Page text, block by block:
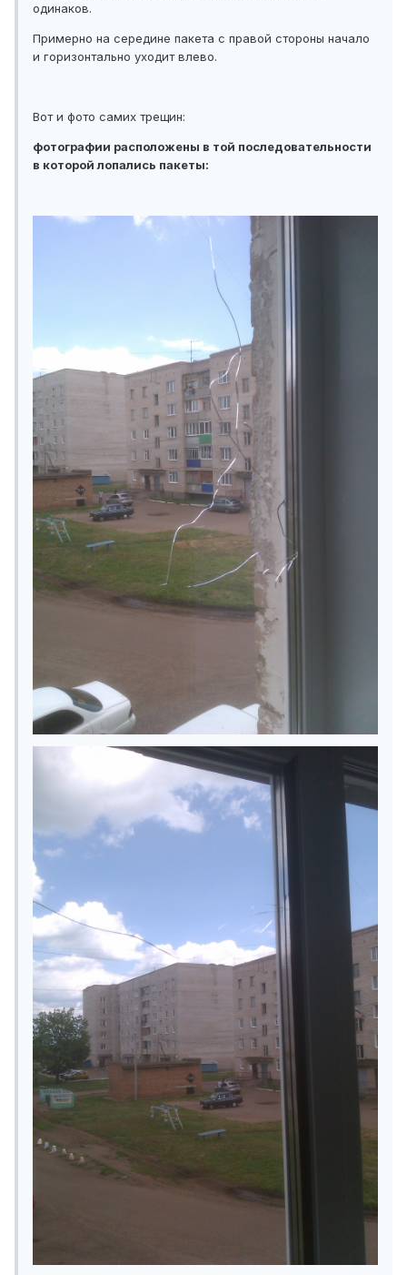
одинаков.
Примерно на середине пакета с правой стороны начало
и горизонтально уходит влево.
Вот и фото самих трещин:
фотографии расположены в той последовательности
в которой лопались пакеты: